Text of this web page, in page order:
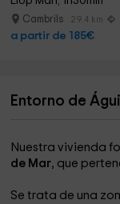
Cambrils 29.4 km
a partir de 185€
Entorno de
Nuestra vivienda
de Mar, que
Se trata de una